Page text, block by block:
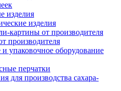
изделия
изделия
картины от производителя
производителя
упаковочное оборудование
перчатки
для производства сахара-